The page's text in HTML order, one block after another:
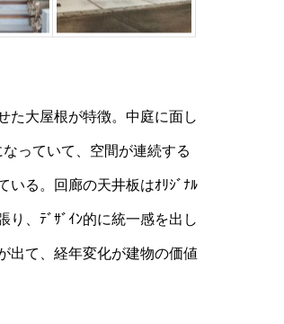
た大屋根が特徴。中庭に面し
っていて、空間が連続する
いる。回廊の天井板はｵﾘｼﾞﾅﾙ
り、ﾃﾞｻﾞｲﾝ的に統一感を出し
出て、経年変化が建物の価値